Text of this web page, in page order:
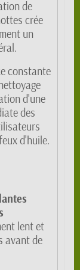
de
crée
un
constante
d'une
des
d'huile.
lent et
avant de